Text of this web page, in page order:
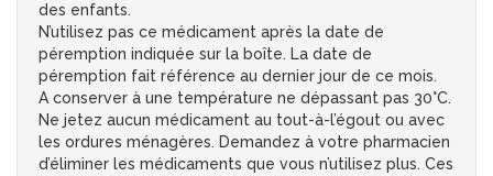
des enfants.
N’utilisez pas ce médicament après la date de
péremption indiquée sur la boîte. La date de
péremption fait référence au dernier jour de ce mois.
A conserver à une température ne dépassant pas 30°C.
Ne jetez aucun médicament au tout-à-l’égout ou avec
les ordures ménagères. Demandez à votre pharmacien
d’éliminer les médicaments que vous n’utilisez plus. Ces